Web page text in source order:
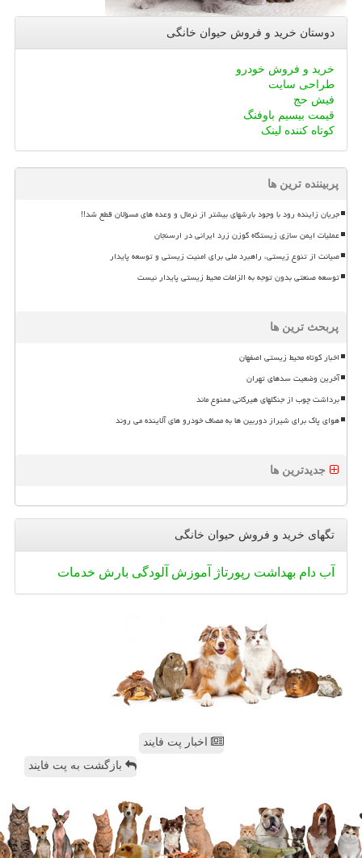
دوستان خرید و فروش حیوان خانگی
خرید و فروش خودرو
طراحی سایت
فیش حج
قیمت بیسیم باوفنگ
کوتاه کننده لینک
پربیننده ترین ها
جریان زاینده رود با وجود بارشهای بیشتر از نرمال و وعده های مسؤلان قطع شد!!
عملیات ایمن سازی زیستگاه گوزن زرد ایرانی در ارسنجان
صیانت از تنوع زیستی، راهبرد ملی برای امنیت زیستی و توسعه پایدار
توسعه صنعتی بدون توجه به الزامات محیط زیستی پایدار نیست
پربحث ترین ها
اخبار کوتاه محیط زیستی اصفهان
آخرین وضعیت سدهای تهران
برداشت چوب از جنگلهای هیرکانی ممنوع ماند
هوای پاک برای شیراز دوربین ها به مصاف خودرو های آلاینده می روند
جدیدترین ها
تگهای خرید و فروش حیوان خانگی
آب دام بهداشت رپورتاژ آموزش آلودگی بارش خدمات
اخبار پت فایند
بازگشت به پت فایند